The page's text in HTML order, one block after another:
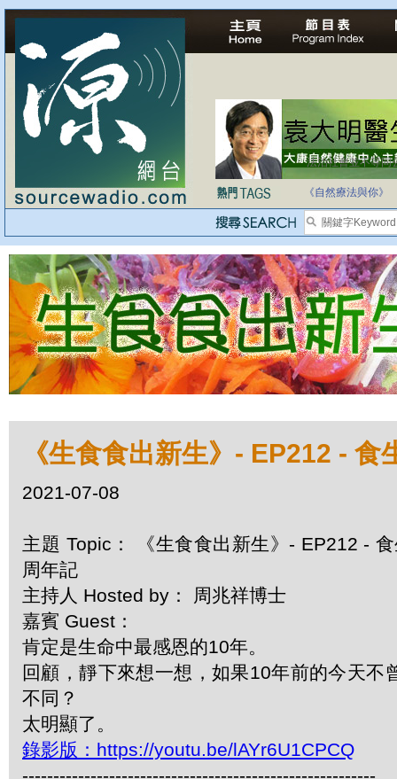
法治社會並不等同
自家教育合法化-
《自然療法與你》
《生食食出新生》- EP212 -
2021-07-08
主題 Topic： 《生食食出新生》- EP212 -
周年記
主持人 Hosted by： 周兆祥博士
嘉賓 Guest：
肯定是生命中最感恩的10年。
回顧，靜下來想一想，如果10年前的今天
不同？
太明顯了。
錄影版：https://youtu.be/lAYr6U1CPCQ